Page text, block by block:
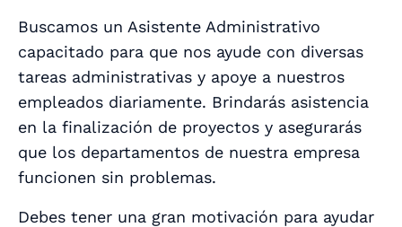
Buscamos un Asistente Administrativo
capacitado para que nos ayude con diversas
tareas administrativas y apoye a nuestros
empleados diariamente. Brindarás asistencia
en la finalización de proyectos y asegurarás
que los departamentos de nuestra empresa
funcionen sin problemas.
Debes tener una gran motivación para ayudar